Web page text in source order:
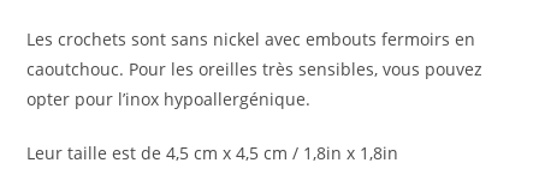
Les crochets sont sans nickel avec embouts fermoirs en
caoutchouc. Pour les oreilles très sensibles, vous pouvez
opter pour l’inox hypoallergénique.
Leur taille est de 4,5 cm x 4,5 cm / 1,8in x 1,8in